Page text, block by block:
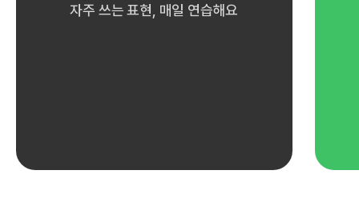
자주 쓰는 표현, 매일 연습해요